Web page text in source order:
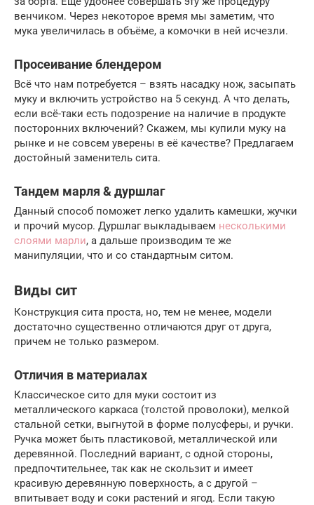
венчиком. Через некоторое время мы заметим, что
мука увеличилась в объёме, а комочки в ней исчезли.
Просеивание блендером
Всё что нам потребуется – взять насадку нож, засыпать
муку и включить устройство на 5 секунд. А что делать,
если всё-таки есть подозрение на наличие в продукте
посторонних включений? Скажем, мы купили муку на
рынке и не совсем уверены в её качестве? Предлагаем
достойный заменитель сита.
Тандем марля & дуршлаг
Данный способ поможет легко удалить камешки, жучки
и прочий мусор. Дуршлаг выкладываем несколькими
слоями марли, а дальше производим те же
манипуляции, что и со стандартным ситом.
Виды сит
Конструкция сита проста, но, тем не менее, модели
достаточно существенно отличаются друг от друга,
причем не только размером.
Отличия в материалах
Классическое сито для муки состоит из
металлического каркаса (толстой проволоки), мелкой
стальной сетки, выгнутой в форме полусферы, и ручки.
Ручка может быть пластиковой, металлической или
деревянной. Последний вариант, с одной стороны,
предпочтительнее, так как не скользит и имеет
красивую деревянную поверхность, а с другой –
впитывает воду и соки растений и ягод. Если такую